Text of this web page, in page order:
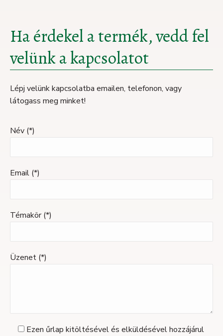
Ha érdekel a termék, vedd fel
velünk a kapcsolatot
Lépj velünk kapcsolatba emailen, telefonon, vagy
látogass meg minket!
Név (*)
Email (*)
Témakör (*)
Üzenet (*)
Ezen űrlap kitöltésével és elküldésével hozzájárul